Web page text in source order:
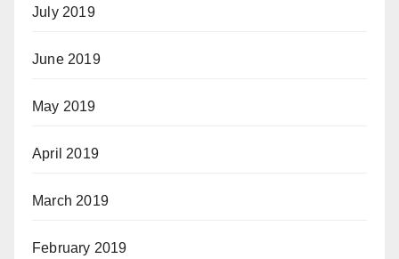
July 2019
June 2019
May 2019
April 2019
March 2019
February 2019